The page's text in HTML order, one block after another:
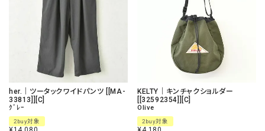
her.｜ツータックワイドパンツ [[MA-
33813]][C]
ｸﾞﾚｰ
2buy対象
KELTY｜キンチャクショルダー
[[32592354]][C]
Olive
2buy対象